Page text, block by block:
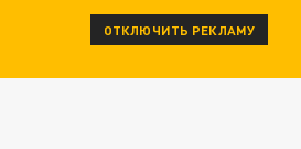
ОТКЛЮЧИТЬ РЕКЛАМУ